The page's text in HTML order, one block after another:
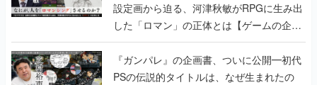
設定画から迫る、河津秋敏がRPGに生み出
した「ロマン」の正体とは【ゲームの企画
書】
『ガンパレ』の企画書、ついに公開━初代
PSの伝説的タイトルは、なぜ生まれたの